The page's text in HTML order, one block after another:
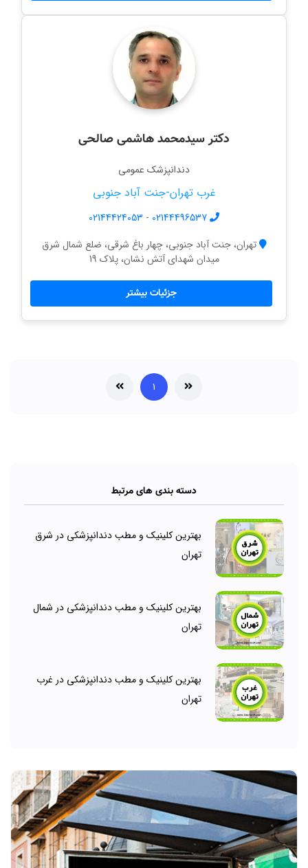
دکتر سیدمحمد هاشمی صالحی
دندانپزشک عمومی
غرب تهران-جنت آباد جنوبی
02144496537
-
02144424053
تهران، جنت آباد جنوبی، چهار باغ شرقی، ضلع شمال شرق
میدان شهدای آتش نشان، پلاک 19
جزئیات بیشتر
۱
دسته بندی های مرتبط
بهترین کلینیک و مطب دندانپزشکی در شرق
تهران
بهترین کلینیک و مطب دندانپزشکی در شمال
تهران
بهترین کلینیک و مطب دندانپزشکی در غرب
تهران